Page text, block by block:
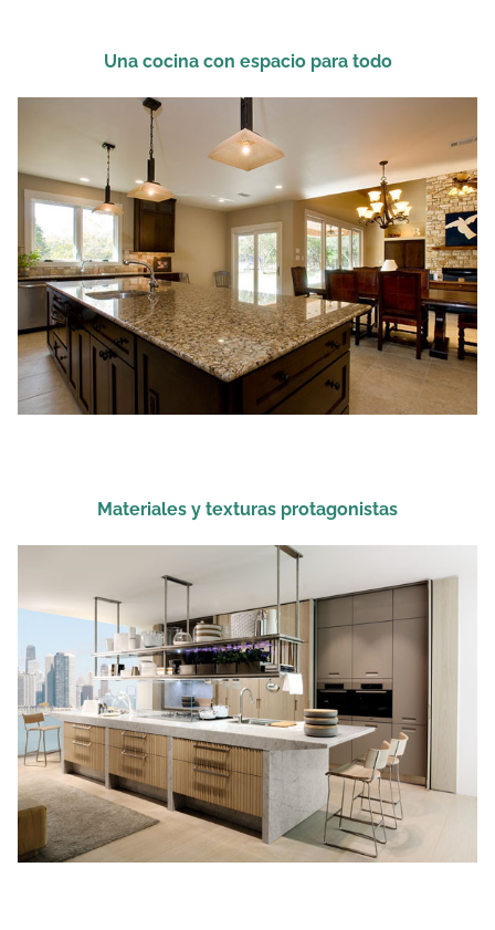
Una cocina con espacio para todo
Materiales y texturas protagonistas